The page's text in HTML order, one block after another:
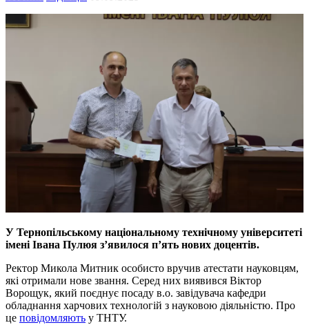
У Тернопільському національному технічному університеті
імені Івана Пулюя з’явилося п’ять нових доцентів.
Ректор Микола Митник особисто вручив атестати науковцям,
які отримали нове звання. Серед них виявився Віктор
Ворощук, який поєднує посаду в.о. завідувача кафедри
обладнання харчових технологій з науковою діяльністю. Про
це повідомляють у ТНТУ.